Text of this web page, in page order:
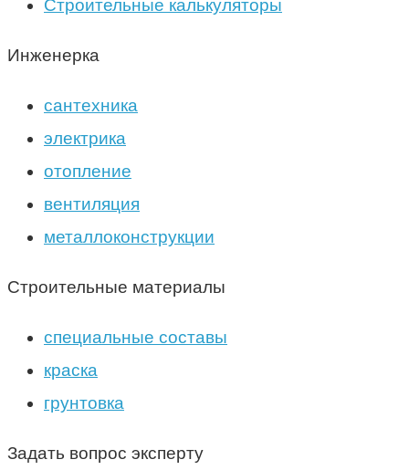
Строительные калькуляторы
Инженерка
сантехника
электрика
отопление
вентиляция
металлоконструкции
Строительные материалы
специальные составы
краска
грунтовка
Задать вопрос эксперту